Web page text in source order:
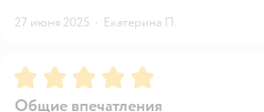
27 июня 2025 · Екатерина П.
Рейтинг:5
Общие впечатления